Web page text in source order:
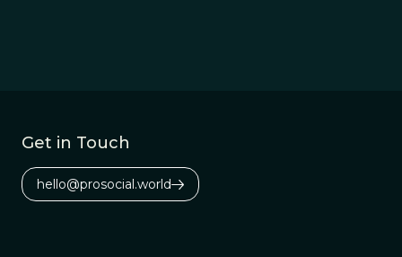
Get in Touch
hello@prosocial.world